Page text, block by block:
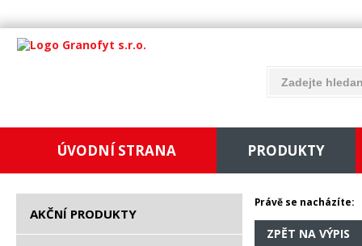
ÚVODNÍ STRANA PRODUKTY
AKČNÍ PRODUKTY
Právě se nacházíte:
ZPĚT NA VÝPIS